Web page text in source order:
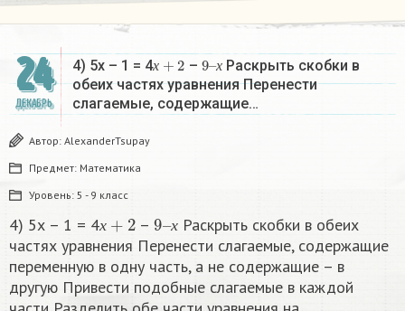
24
ДЕКАБРЬ
4) 5х – 1 = 4х
х+2 – х
9–
х
Раскрыть скобки в
обеих частях уравнения Перенести
слагаемые, содержащие…
Автор: AlexanderTsupay
Предмет: Математика
Уровень: 5 - 9 класс
4) 5х – 1 = 4х – х
9
х
Раскрыть скобки в обеих
частях уравнения Перенести слагаемые, содержащие
переменную в одну часть, а не содержащие – в
другую Привести подобные слагаемые в каждой